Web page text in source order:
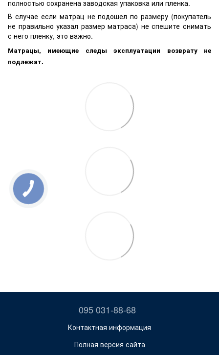
полностью сохранена заводская упаковка или пленка.
В случае если матрац не подошел по размеру (покупатель
не правильно указал размер матраса) не спешите снимать
с него пленку, это важно.
Матрацы, имеющие следы эксплуатации возврату не
подлежат.
095 031-88-68
Контактная информация
Полная версия сайта